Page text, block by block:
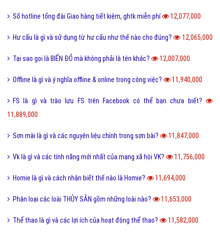
Số hotline tổng đài Giao hàng tiết kiệm, ghtk miễn phí 12,077,000
Hư cấu là gì và sử dụng từ hư cấu như thế nào cho đúng? 12,065,000
Tại sao gọi là BIỂN ĐỎ mà không phải là tên khác? 12,007,000
Offline là gì và ý nghĩa offline & online trong công việc? 11,940,000
FS là gì và trào lưu FS trên Facebook có thể bạn chưa biết?
11,889,000
Sơn mài là gì và các nguyên liệu chính trong sơn bài? 11,847,000
Vk là gì và các tính năng mới nhất của mạng xã hội VK? 11,756,000
Homie là gì và cách nhận biết thế nào là Homie? 11,694,000
Phân loại các loài THỦY SẢN gồm những loài nào? 11,653,000
Thể thao là gì và các lợi ích của hoạt động thể thao? 11,582,000